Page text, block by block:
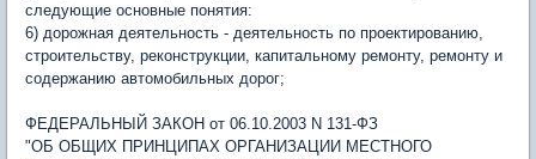
следующие основные понятия:
6) дорожная деятельность - деятельность по проектированию,
строительству, реконструкции, капитальному ремонту, ремонту и
содержанию автомобильных дорог;
ФЕДЕРАЛЬНЫЙ ЗАКОН от 06.10.2003 N 131-ФЗ
"ОБ ОБЩИХ ПРИНЦИПАХ ОРГАНИЗАЦИИ МЕСТНОГО